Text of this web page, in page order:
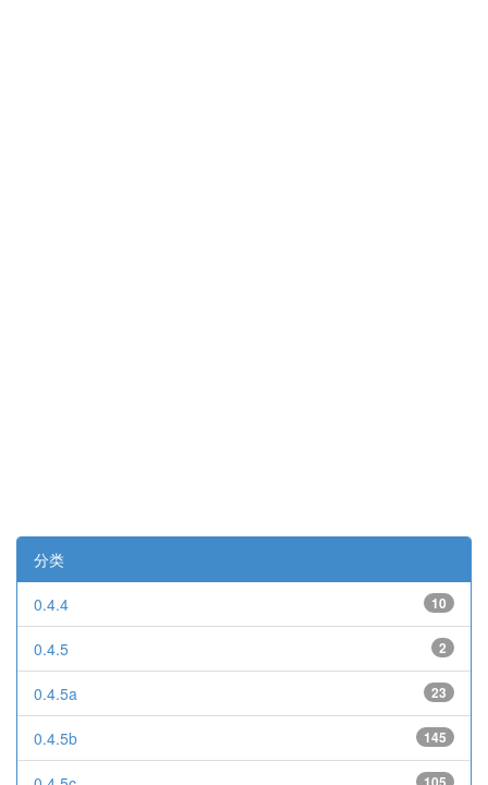
分类
10
0.4.4
2
0.4.5
23
0.4.5a
145
0.4.5b